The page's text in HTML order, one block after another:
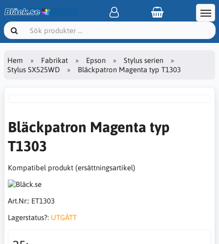
Hem Fabrikat Epson
Stylus serien
Stylus SX525WD
Bläckpatron Magenta typ T1303
Bläckpatron Magenta typ
T1303
Kompatibel produkt (ersättningsartikel)
Art.Nr:: ET1303
Lagerstatus?: UTGÅTT